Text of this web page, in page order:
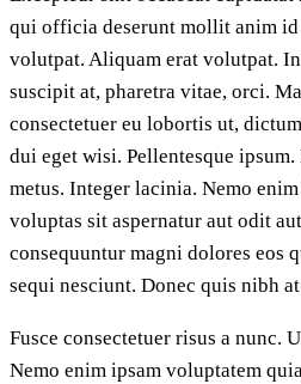
qui officia deserunt mollit anim
volutpat. Aliquam erat volutpat.
suscipit at, pharetra vitae, orci.
consectetuer eu lobortis ut,
dui eget wisi. Pellentesque
metus. Integer lacinia. Nemo
voluptas sit aspernatur aut odit
consequuntur magni dolores eos
sequi nesciunt. Donec quis nibh
Fusce consectetuer risus a nunc.
Nemo enim ipsam voluptatem